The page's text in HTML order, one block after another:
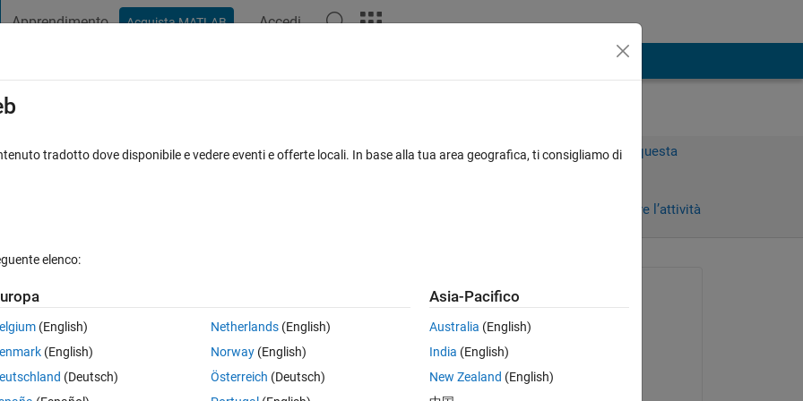
Apprendimento Acquista MATLAB Accedi
values of n . (Im new to Matlab)
Accedi per rispondere a questa
Accedi per seguire l’attività
0 voti
Richiesto:
il 13 Apr 2015
Modificato:
tradotto dove disponibile e vedere eventi e offerte locali. In base alla tua area geografica, ti consigliamo di
elenco:
(English)
(English)
(Deutsch)
Netherlands(English)
Norway(English)
Österreich (Deutsch)
Asia-Pacifico
Australia (English)
India (English)
New Zealand (English)